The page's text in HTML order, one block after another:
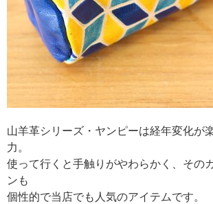
山羊革シリーズ・ヤンピーは経年変化が
力。
使って行くと手触りがやわらかく、その
ンも
個性的で当店でも人気のアイテムです。